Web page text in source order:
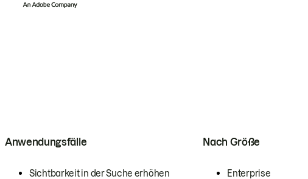
Anwendungsfälle
Sichtbarkeit in der Suche erhöhen
Nach Größe
Enterprise